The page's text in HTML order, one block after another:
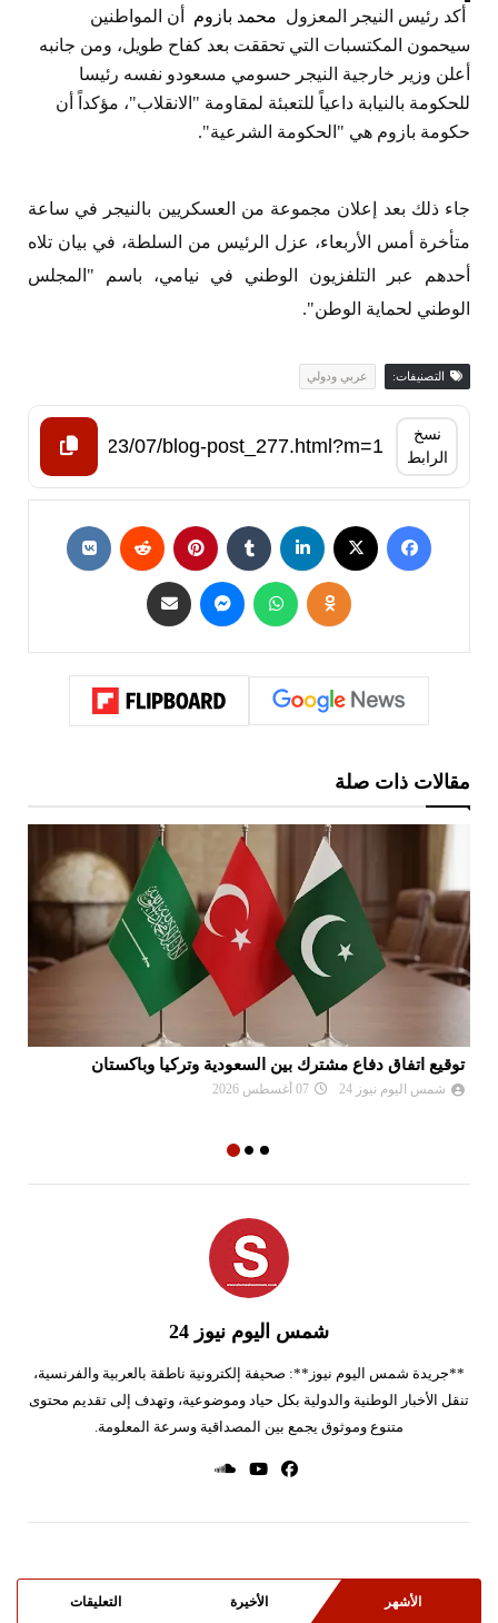
أكد رئيس النيجر المعزول محمد بازوم
أن المواطنين
سيحمون المكتسبات التي تحققت بعد كفاح طويل، ومن جانبه
أعلن وزير خارجية النيجر حسومي مسعودو نفسه رئيسا
للحكومة بالنيابة داعياً للتعبئة لمقاومة "الانقلاب"، مؤكداً أن
حكومة بازوم هي "الحكومة الشرعية".
جاء ذلك بعد إعلان مجموعة من العسكريين بالنيجر في ساعة
متأخرة أمس الأربعاء، عزل الرئيس من السلطة، في بيان تلاه
أحدهم عبر التلفزيون الوطني في نيامي، باسم "المجلس
الوطني لحماية الوطن".
التصنيفات: عربي ودولي
نسخ
الرابط
مقالات ذات صلة
توقيع اتفاق دفاع مشترك بين السعودية وتركيا وباكستان
شمس اليوم نيوز 24 07 أغسطس 2026
شمس اليوم نيوز 24
**جريدة شمس اليوم نيوز**: صحيفة إلكترونية ناطقة بالعربية والفرنسية،
تنقل الأخبار الوطنية والدولية بكل حياد وموضوعية، وتهدف إلى تقديم محتوى
متنوع وموثوق يجمع بين المصداقية وسرعة المعلومة.
الأشهر الأخيرة التعليقات